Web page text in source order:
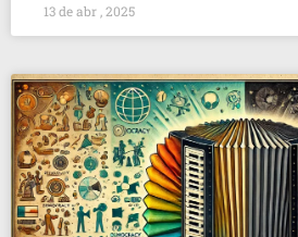
13 de abr , 2025